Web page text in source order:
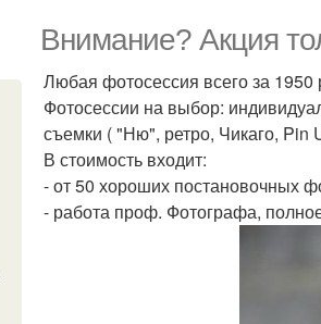
Внимание? Акция
Любая фотосессия всего за 1950
Фотосессии на выбор:
съемки ( "Ню", ретро, Чикаго, Pin
В стоимость входит:
- от 50 хороших постановочных
- работа проф. Фотографа,